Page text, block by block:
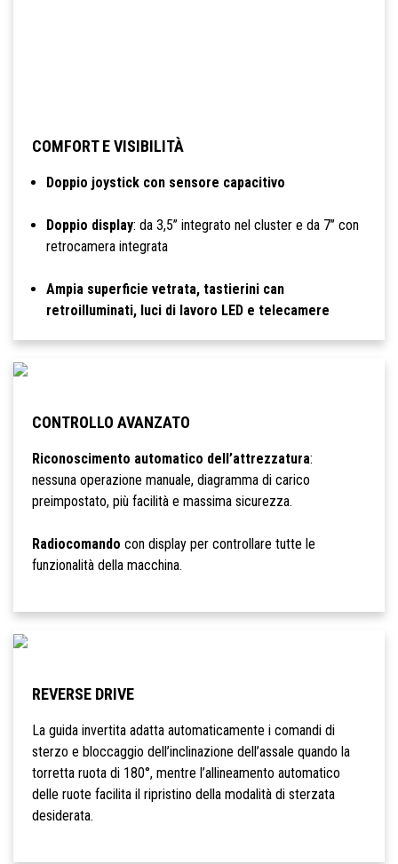
COMFORT E VISIBILITÀ
Doppio joystick con sensore capacitivo
Doppio display: da 3,5’’ integrato nel cluster e da 7’’ con
retrocamera integrata
Ampia superficie vetrata, tastierini can
retroilluminati, luci di lavoro LED e telecamere
CONTROLLO AVANZATO
Riconoscimento automatico dell’attrezzatura:
nessuna operazione manuale, diagramma di carico
preimpostato, più facilità e massima sicurezza.
Radiocomando con display per controllare tutte le
funzionalità della macchina.
REVERSE DRIVE
La guida invertita adatta automaticamente i comandi di
sterzo e bloccaggio dell’inclinazione dell’assale quando la
torretta ruota di 180°, mentre l’allineamento automatico
delle ruote facilita il ripristino della modalità di sterzata
desiderata.